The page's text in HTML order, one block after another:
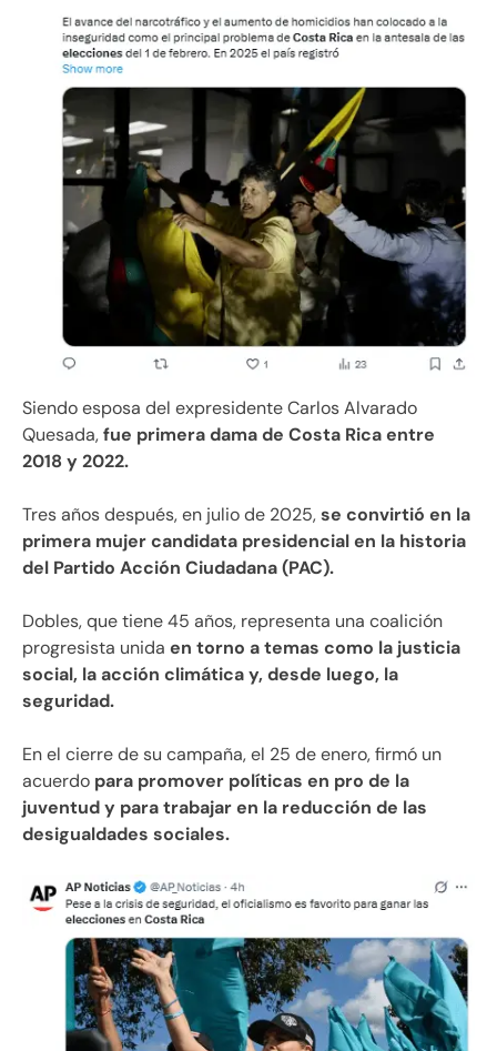
Siendo esposa del expresidente Carlos Alvarado
Quesada,fue primera dama de Costa Rica entre
2018 y 2022.
Tres años después, en julio de 2025,se convirtió en la
primera mujer candidata presidencial en la historia
del Partido Acción Ciudadana (PAC).
Dobles, que tiene 45 años, representa una coalición
progresista unida en torno a temas como la justicia
social, la acción climática y, desde luego, la
seguridad.
En el cierre de su campaña, el 25 de enero, firmó un
acuerdo para promover políticas en pro de la
juventud y para trabajar en la reducción de las
desigualdades sociales.